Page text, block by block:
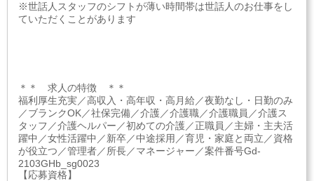
※世話人スタッフのシフトが薄い時間帯は世話人のお仕事をし
ていただくことがあります
＊＊ 求人の特徴 ＊＊
福利厚生充実／高収入・高年収・高月給／夜勤なし・日勤のみ
／ブランクOK／社保完備／介護／介護職／介護職員／介護ス
タッフ／介護ヘルパー／初めての介護／正職員／主婦・主夫活
躍中／女性活躍中／新卒／中途採用／育児・家庭と両立／資格
が役立つ／管理者／所長／マネージャー／案件番号Gd-
2103GHb_sg0023
【応募資格】